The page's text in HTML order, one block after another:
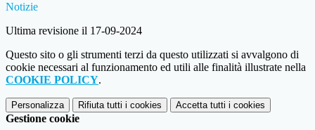
Notizie
Ultima revisione il 17-09-2024
Questo sito o gli strumenti terzi da questo utilizzati si avvalgono di
cookie necessari al funzionamento ed utili alle finalità illustrate nella
COOKIE POLICY.
Personalizza Rifiuta tutti i cookies Accetta tutti i cookies
Gestione cookie